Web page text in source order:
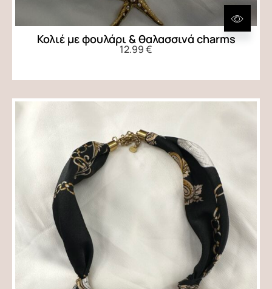
Κολιέ με φουλάρι & θαλασσινά charms
12.99€